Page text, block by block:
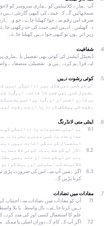
آپ ہمارے کلائینٹس کو ہماری سروسز کو
سمجھائیں گے کہ جیتنے کی کبھی گارنٹی
صرف اس رقم سے جوا کھیلنا چاہیے جو وہ
نہ کھیلیں۔ انہیں اپنی جیت کی حد رکھنی
زیر اثر ہوں تو کبھی جوا نہیں کھیلنا چاہئے۔
شفافیت
ڈیجیٹل آپشنز کی کوئی بھی تفصیل یا ہماری
لیے فراہم کرتے ہیں وہ تفصیلی، منصفانہ،
کوئی رشوت نہیں
آپ کو کسی بھی شکل میں ادائیگی نہیں
بشمول کسی بھی قسم کا فائدہ اور/یا
سرکاری افسران اور/یا پرائیویٹ
رشوت کی پیشکش کرنا یا ان سے رشوت
اینٹی منی لانڈرنگ
6.1
ہم اپنی مصنوعات یا ادائیگی کی
معاونت، یا کسی دوسری مجرمانہ
استعمال کرنے کی اجازت نہیں
6.2
اگر آپ کو شک ہے کہ کوئی کلائنٹ
ہے، تو آپ کو جلد از جلد ہمیں
کلائینٹ کے اسٹیٹس اور بیک
6.3
کرنا پڑیں گے۔
مفادات میں تضادات
7.1
آپ کو مفادات میں تضادات سے اجتناب
نہیں کرنا چاہئیے، بال واسطہ یا بلا
علم کا استعمال کسی اور کی مدد کرنے
7.2
اگر آپ کے کام کے دوران اصلی یا ممکنہ